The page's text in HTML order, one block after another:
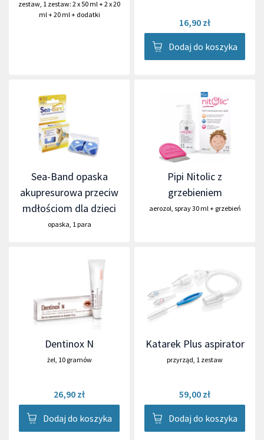
zestaw, 1 zestaw: 2 x 50 ml + 2 x 20
ml + 20 ml + dodatki
16,90 zł
Dodaj do koszyka
Sea-Band opaska
akupresurowa przeciw
mdłościom dla dzieci
opaska, 1 para
Pipi Nitolic z
grzebieniem
aerozol, spray 30 ml + grzebień
Dentinox N
żel, 10 gramów
26,90 zł
Dodaj do koszyka
Katarek Plus aspirator
przyrząd, 1 zestaw
59,00 zł
Dodaj do koszyka